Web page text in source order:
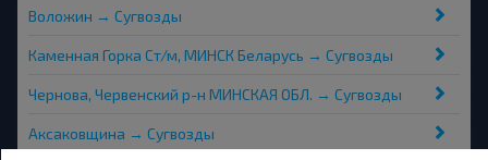
Воложин → Сугвозды
Каменная Горка Ст/м, МИНСК Беларусь → Сугвозды
Чернова, Червенский р-н МИНСКАЯ ОБЛ. → Сугвозды
Аксаковщина → Сугвозды